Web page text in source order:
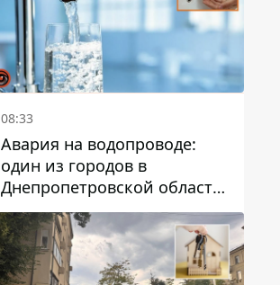
08:33
Авария на водопроводе:
один из городов в
Днепропетровской области
остался без воды